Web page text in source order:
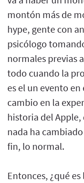
montón más de
hype, gente con
psicólogo
normales previas
todo cuando la
es el un evento
cambio en la
historia del
nada ha
fin, lo normal.
Entonces, ¿qué